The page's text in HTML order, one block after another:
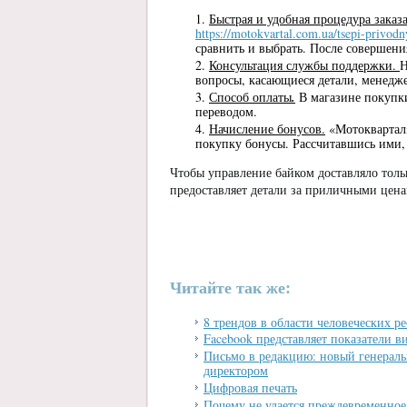
Быстрая и удобная процедура заказа
https://motokvartal.com.ua/tsepi-
сравнить и выбрать. После
Консультация службы поддержки.
вопросы, касающиеся детали,
Способ оплаты. В магазине
переводом.
Начисление бонусов.
покупку бонусы. Рассчитавшись ими,
Чтобы управление байком доставляло
предоставляет детали за приличными
Читайте так же:
8 трендов в области человеческих
Facebook представляет показатели
Письмо в редакцию: новый
директором
Цифровая печать